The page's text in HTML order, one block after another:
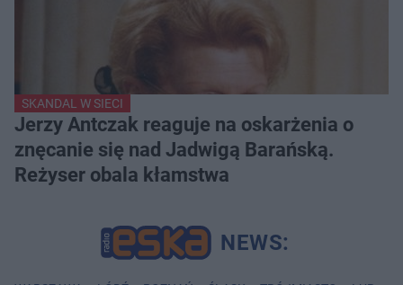
SKANDAL W SIECI
Jerzy Antczak reaguje na oskarżenia o
znęcanie się nad Jadwigą Barańską.
Reżyser obala kłamstwa